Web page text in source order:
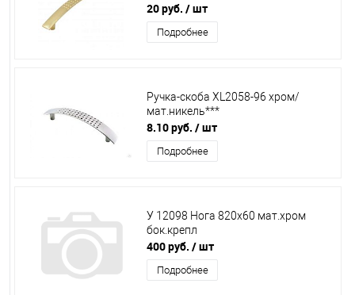
20 руб. / шт
Подробнее
Ручка-скоба XL2058-96 хром/
мат.никель***
8.10 руб. / шт
Подробнее
У 12098 Нога 820х60 мат.хром
бок.крепл
400 руб. / шт
Подробнее